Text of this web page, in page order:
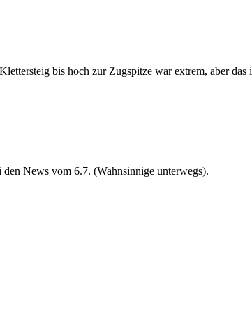
bis hoch zur Zugspitze war extrem, aber das
News vom 6.7. (Wahnsinnige unterwegs).